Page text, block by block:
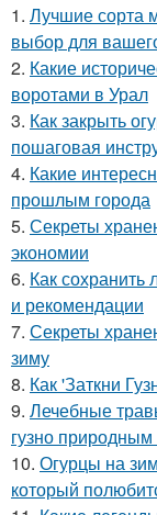
1. Лучшие сорта
выбор для
2. Какие
воротами в Урал
3. Как закрыть
пошаговая
4. Какие
прошлым города
5. Секреты
экономии
6. Как
и рекомендации
7. Секреты
зиму
8. Как 'Заткни
9. Лечебные
гузно природным
10. Огурцы на
который